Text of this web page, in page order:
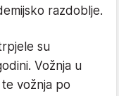
razdoblje.
su
Vožnja u
vožnja po